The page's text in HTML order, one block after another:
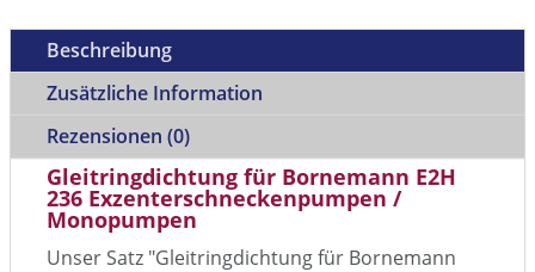
Beschreibung
Zusätzliche Information
Rezensionen (0)
Gleitringdichtung für Bornemann E2H
236 Exzenterschneckenpumpen /
Monopumpen
Unser Satz "Gleitringdichtung für Bornemann